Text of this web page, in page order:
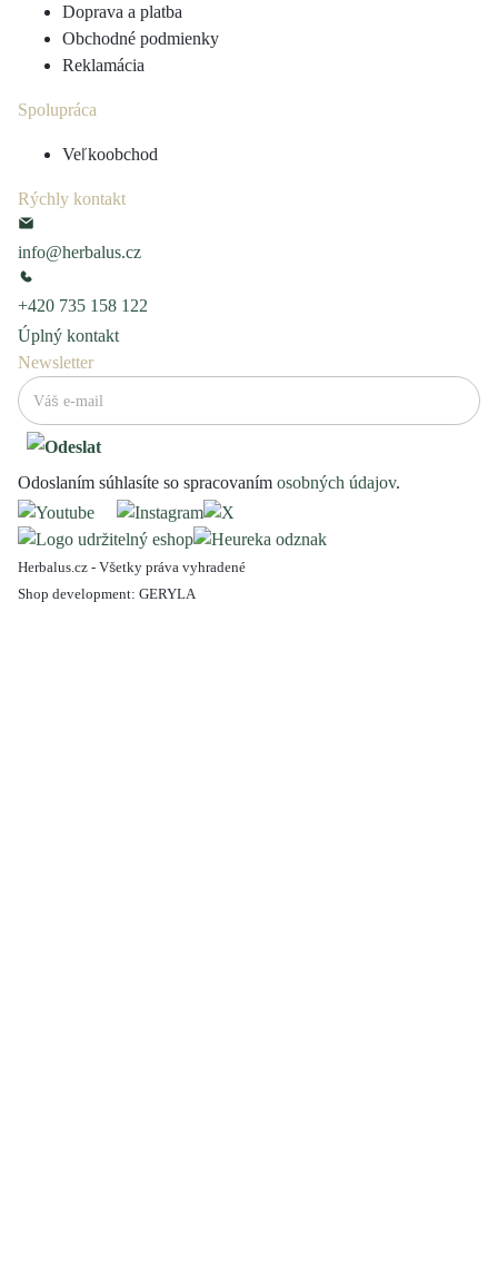
Doprava a platba
Obchodné podmienky
Reklamácia
Spolupráca
Veľkoobchod
Rýchly kontakt
info@herbalus.cz
+420 735 158 122
Úplný kontakt
Newsletter
Odoslaním súhlasíte so spracovaním osobných údajov.
Herbalus.cz - Všetky práva vyhradené
Shop development: GERYLA